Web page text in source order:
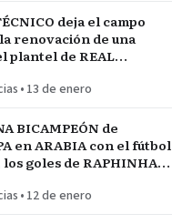
deja el campo
renovación de una
plantel de REAL
• 13 de enero
BICAMPEÓN de
en ARABIA con el fútbol
los goles de RAPHINHA y
• 12 de enero